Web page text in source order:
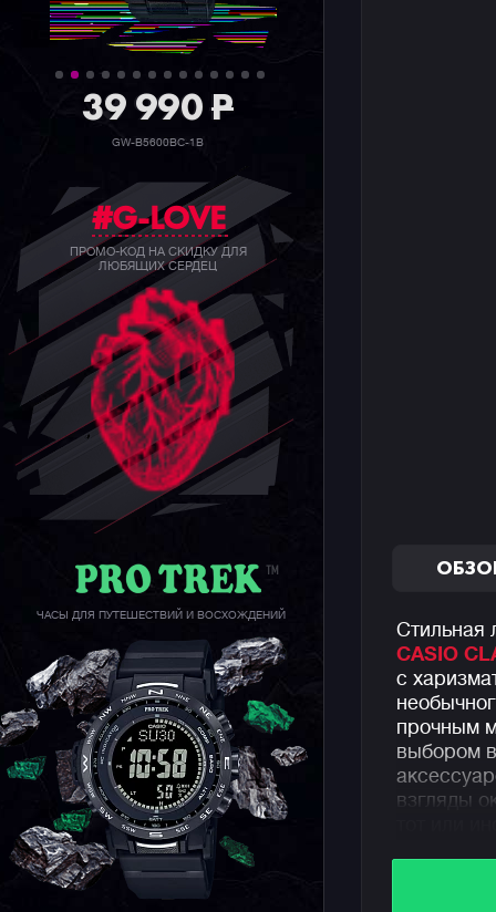
39 990P
GW-B5600BC-1B
#G-LOVE
ПРОМО-КОД НА СКИДКУ ДЛЯ
ЛЮБЯЩИХ СЕРДЕЦ
ЧАСЫ ДЛЯ ПУТЕШЕСТВИЙ И ВОСХОЖДЕНИЙ
Стильная
CASIO
с
прочным
выбором
взгляды